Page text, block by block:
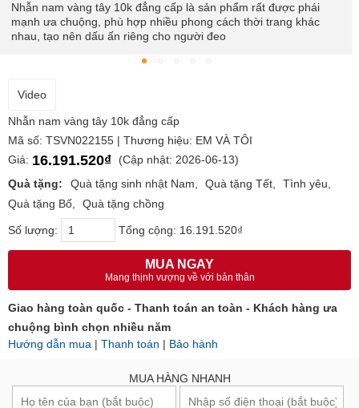
Nhẫn nam vàng tây 10k đẳng cấp là sản phẩm rất được phái
mạnh ưa chuộng, phù hợp nhiều phong cách thời trang khác
nhau, tạo nên dấu ấn riêng cho người đeo
Video
Nhẫn nam vàng tây 10k đẳng cấp
Mã số: TSVN022155 | Thương hiệu: EM VÀ TÔI
Giá: 16.191.520₫
(Cập nhật: 2026-06-13)
Quà tặng:
Quà tặng sinh nhật Nam Quà tặng Tết
Tình yêu
Quà tặng Bố
Quà tặng chồng
Số lượng: Tổng cộng: 16.191.520₫
MUA NGAY
Mang thịnh vượng về với bản thân
Giao hàng toàn quốc - Thanh toán an toàn - Khách hàng ưa
chuộng bình chọn nhiều năm
Hướng dẫn mua | Thanh toán | Bảo hành
MUA HÀNG NHANH